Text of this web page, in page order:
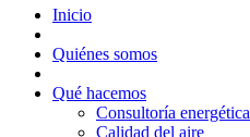
Inicio
Quiénes somos
Qué hacemos
Consultoría energética
Calidad del aire